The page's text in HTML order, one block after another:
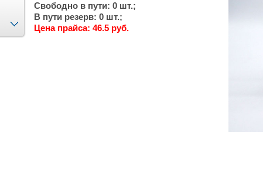
След.
Свободно в пути: 0 шт.;
В пути резерв: 0 шт.;
Цена прайса: 46.5 руб.